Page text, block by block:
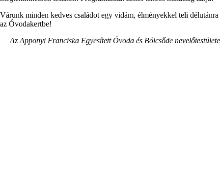
Várunk minden kedves családot egy vidám, élményekkel teli délutánra
az Óvodakertbe!
Az Apponyi Franciska Egyesített Óvoda és Bölcsőde nevelőtestülete